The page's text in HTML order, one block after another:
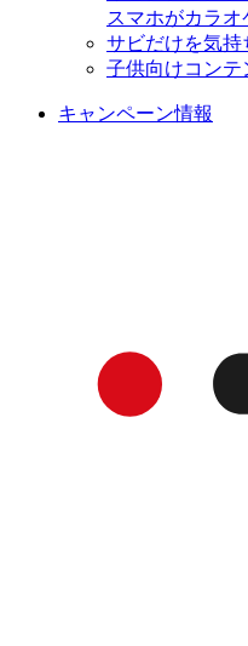
スマホがカラオ
サビだけを気持
子供向けコンテ
キャンペーン情報